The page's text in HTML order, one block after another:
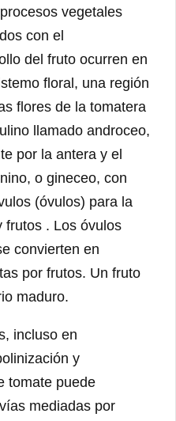
vegetales
con el
del fruto ocurren en
floral, una región
flores de la tomatera
llamado androceo,
por la antera y el
o gineceo, con
(óvulos) para la
frutos . Los óvulos
convierten en
por frutos. Un fruto
maduro.
incluso en
y
tomate puede
mediadas por